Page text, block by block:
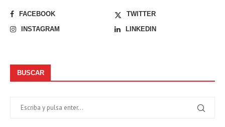
FACEBOOK
TWITTER
INSTAGRAM
LINKEDIN
BUSCAR